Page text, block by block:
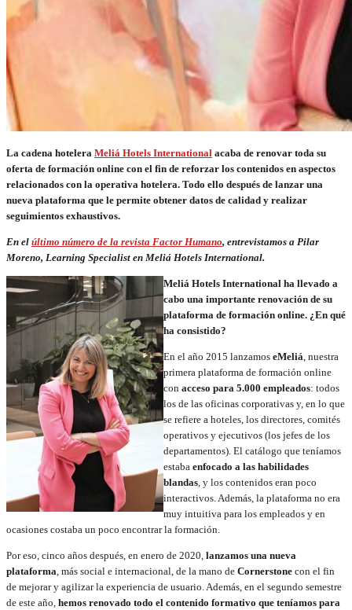
La cadena hotelera Meliá Hotels International acaba de renovar toda su
oferta de formación online con el fin de reforzar los contenidos en aspectos
relacionados con la operativa hotelera. Todo ello después de lanzar una
nueva plataforma que le permite obtener datos de calidad y realizar
seguimientos exhaustivos.
En el último número de la revista Factor Humano, entrevistamos a Pilar
Moreno, Learning Specialist en Meliá Hotels International.
Meliá Hotels International ha llevado a
cabo una importante renovación de su
plataforma de formación online. ¿En qué
ha consistido?
En el año 2015 lanzamos eMeliá, nuestra
primera plataforma de formación online
con acceso para 5.000 empleados: todos
los de las oficinas corporativas y, en lo que
se refiere a hoteles, los directores, comités
operativos y ejecutivos (los jefes de los
departamentos). El catálogo que teníamos
estaba enfocado a las habilidades
blandas, y los contenidos eran poco
interactivos. Además, la plataforma no era
muy intuitiva para los empleados y en
ocasiones costaba un poco encontrar la formación.
Por eso, cinco años después, en enero de 2020, lanzamos una nueva
plataforma, más social e internacional, de la mano de Cornerstone con el fin
de mejorar y agilizar la experiencia de usuario. Además, en el segundo semestre
de este año, hemos renovado todo el contenido formativo que teníamos para